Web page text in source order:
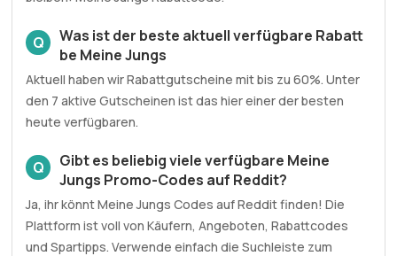
Q
Was ist der beste aktuell verfügbare Rabatt
be Meine Jungs
Aktuell haben wir Rabattgutscheine mit bis zu 60%. Unter
den 7 aktive Gutscheinen ist das hier einer der besten
heute verfügbaren.
Q
Gibt es beliebig viele verfügbare Meine
Jungs Promo-Codes auf Reddit?
Ja, ihr könnt Meine Jungs Codes auf Reddit finden! Die
Plattform ist voll von Käufern, Angeboten, Rabattcodes
und Spartipps. Verwende einfach die Suchleiste zum